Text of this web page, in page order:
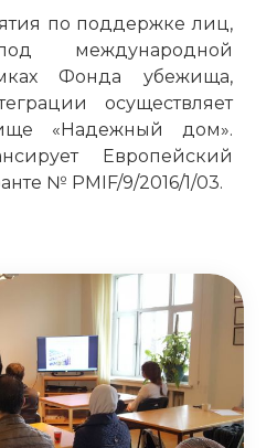
по поддержке лиц,
международной
Фонда убежища,
осуществляет
«Надежный дом».
Европейский
№ PMIF/9/2016/1/03.